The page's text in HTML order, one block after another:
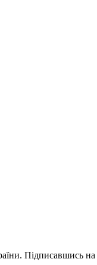
Підписавшись